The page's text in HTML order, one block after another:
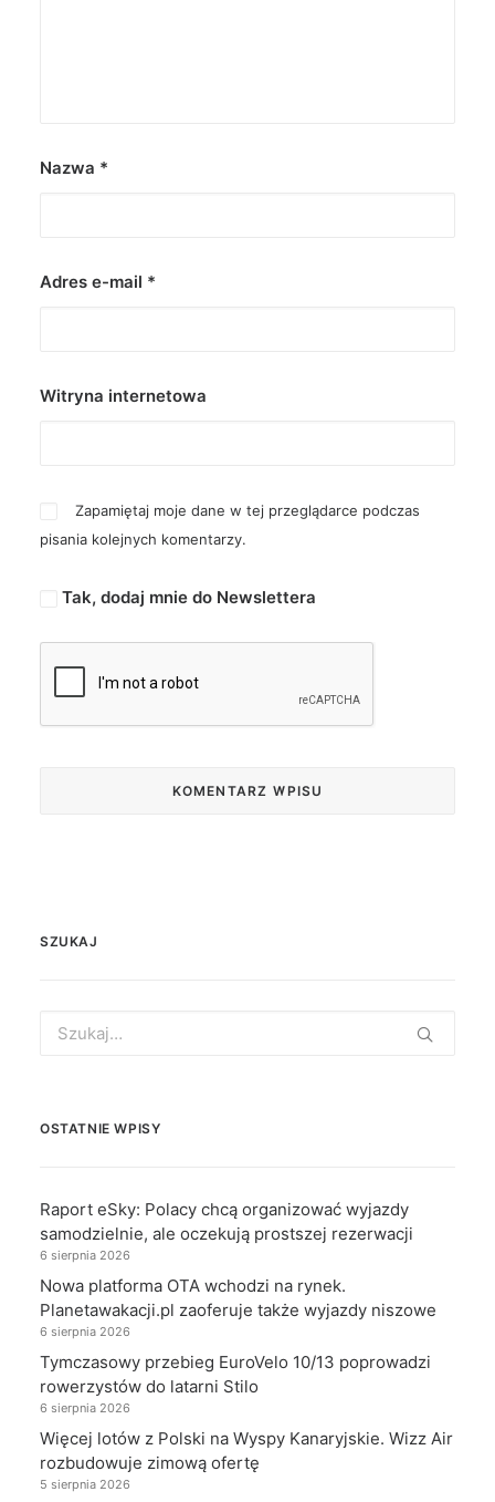
Nazwa *
Adres e-mail *
Witryna internetowa
Zapamiętaj moje dane w tej przeglądarce podczas
pisania kolejnych komentarzy.
Tak, dodaj mnie do Newslettera
SZUKAJ
for:
OSTATNIE WPISY
Raport eSky: Polacy chcą organizować wyjazdy
samodzielnie, ale oczekują prostszej rezerwacji
6 sierpnia 2026
Nowa platforma OTA wchodzi na rynek.
Planetawakacji.pl zaoferuje także wyjazdy niszowe
6 sierpnia 2026
Tymczasowy przebieg EuroVelo 10/13 poprowadzi
rowerzystów do latarni Stilo
6 sierpnia 2026
Więcej lotów z Polski na Wyspy Kanaryjskie. Wizz Air
rozbudowuje zimową ofertę
5 sierpnia 2026